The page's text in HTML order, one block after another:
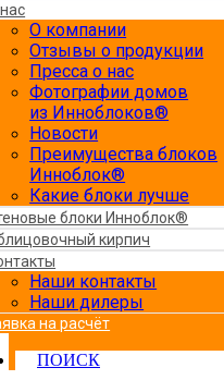
О компании
Отзывы о продукции
Пресса о нас
Фотографии домов
из Инноблоков®
Новости
Преимущества блоков
Инноблок®
Какие блоки лучше
блоки Инноблок®
кирпич
Наши контакты
Наши дилеры
на расчёт
ПОИСК